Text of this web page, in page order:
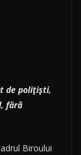
de poliţişti,
fără
Biroului